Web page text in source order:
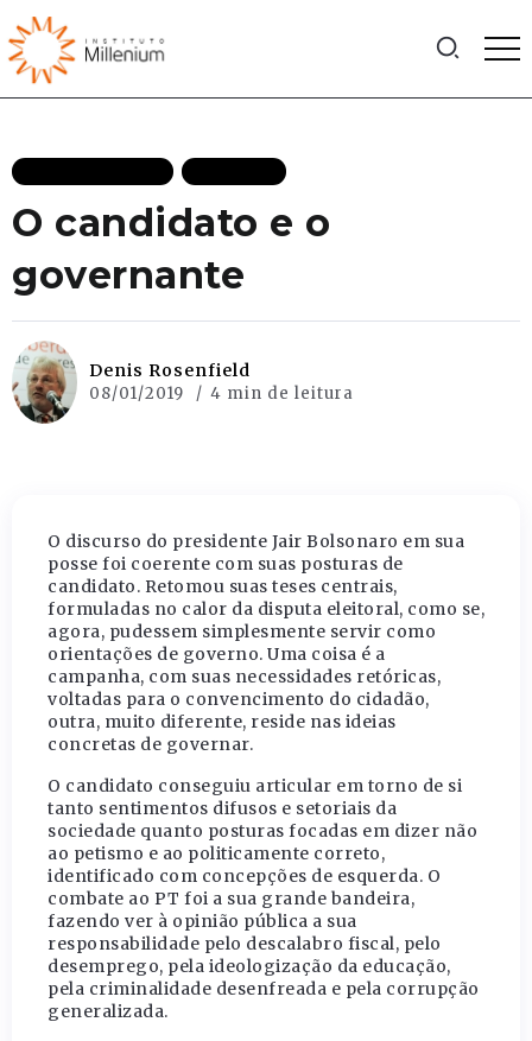
O candidato e o
governante
Denis Rosenfield
08/01/2019 4 min de leitura
O discurso do presidente Jair Bolsonaro em sua
posse foi coerente com suas posturas de
candidato. Retomou suas teses centrais,
formuladas no calor da disputa eleitoral, como se,
agora, pudessem simplesmente servir como
orientações de governo. Uma coisa é a
campanha, com suas necessidades retóricas,
voltadas para o convencimento do cidadão,
outra, muito diferente, reside nas ideias
concretas de governar.
O candidato conseguiu articular em torno de si
tanto sentimentos difusos e setoriais da
sociedade quanto posturas focadas em dizer não
ao petismo e ao politicamente correto,
identificado com concepções de esquerda. O
combate ao PT foi a sua grande bandeira,
fazendo ver à opinião pública a sua
responsabilidade pelo descalabro fiscal, pelo
desemprego, pela ideologização da educação,
pela criminalidade desenfreada e pela corrupção
generalizada.